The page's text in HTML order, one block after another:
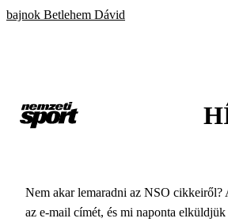
bajnok Betlehem Dávid
Nem akar lemaradni az NSO cikkeiről?
az e-mail címét, és mi naponta